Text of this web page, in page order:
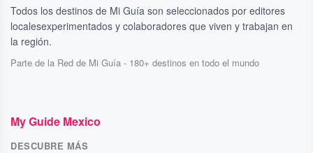
Todos los destinos de Mi Guía son seleccionados por editores
localesexperimentados y colaboradores que viven y trabajan en
la región.
Parte de la Red de Mi Guía - 180+ destinos en todo el mundo
My Guide Mexico
DESCUBRE MÁS